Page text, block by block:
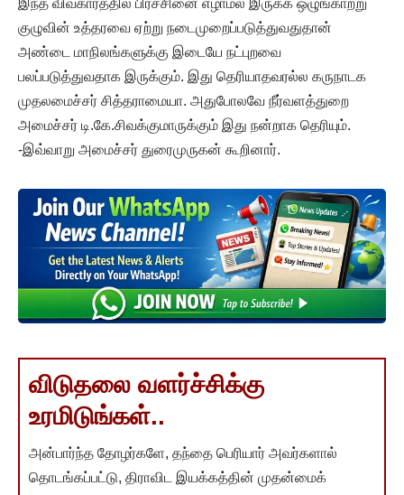
இந்த விவகாரத்தில் பிரச்சினை எழாமல் இருக்க ஒழுங்காற்று
குழுவின் உத்தரவை ஏற்று நடைமுறைப்படுத்துவதுதான்
அண்டை மாநிலங்களுக்கு இடையே நட்புறவை
பலப்படுத்துவதாக இருக்கும். இது தெரியாதவரல்ல கருநாடக
முதலமைச்சர் சித்தராமையா. அதுபோலவே நீர்வளத்துறை
அமைச்சர் டி.கே.சிவக்குமாருக்கும் இது நன்றாக தெரியும்.
-இவ்வாறு அமைச்சர் துரைமுருகன் கூறினார்.
விடுதலை வளர்ச்சிக்கு
உரமிடுங்கள்..
அன்பார்ந்த தோழர்களே, தந்தை பெரியார் அவர்களால்
தொடங்கப்பட்டு, திராவிட இயக்கத்தின் முதன்மைக்